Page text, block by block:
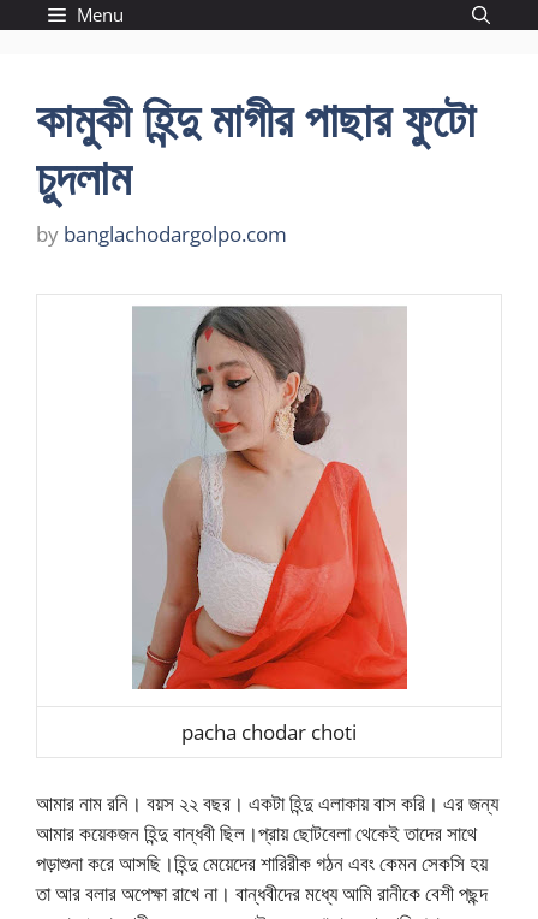
Menu
কামুকী হিন্দু মাগীর পাছার ফুটো
চুদলাম
by banglachodargolpo.com
pacha chodar choti
আমার নাম রনি। বয়স ২২ বছর। একটা হিন্দু এলাকায় বাস করি। এর জন্য
আমার কয়েকজন হিন্দু বান্ধবী ছিল।প্রায় ছোটবেলা থেকেই তাদের সাথে
পড়াশুনা করে আসছি।হিন্দু মেয়েদের শারিরীক গঠন এবং কেমন সেকসি হয়
তা আর বলার অপেক্ষা রাখে না। বান্ধবীদের মধ্যে আমি রানীকে বেশী পছন্দ